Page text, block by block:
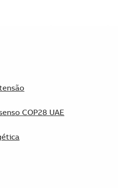
COP28 UAE